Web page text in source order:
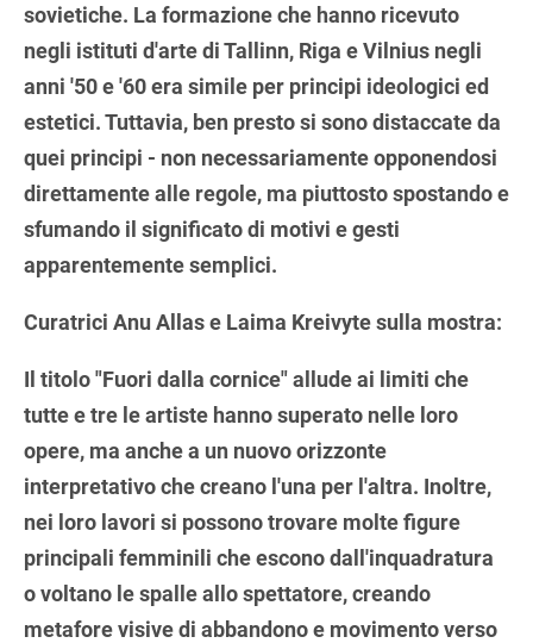
sovietiche. La formazione che hanno ricevuto
negli istituti d'arte di Tallinn, Riga e Vilnius negli
anni '50 e '60 era simile per principi ideologici ed
estetici. Tuttavia, ben presto si sono distaccate da
quei principi - non necessariamente opponendosi
direttamente alle regole, ma piuttosto spostando e
sfumando il significato di motivi e gesti
apparentemente semplici.
Curatrici Anu Allas e Laima Kreivyte sulla mostra:
Il titolo "Fuori dalla cornice" allude ai limiti che
tutte e tre le artiste hanno superato nelle loro
opere, ma anche a un nuovo orizzonte
interpretativo che creano l'una per l'altra. Inoltre,
nei loro lavori si possono trovare molte figure
principali femminili che escono dall'inquadratura
o voltano le spalle allo spettatore, creando
metafore visive di abbandono e movimento verso